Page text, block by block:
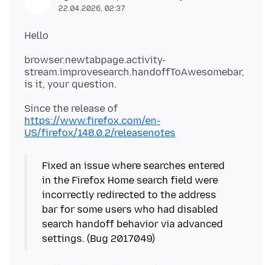
22.04.2026, 02:37
browser.newtabpage.activity-
stream.improvesearch.handoffToAwesomebar,
Since the release of
https://www.firefox.com/en-
US/firefox/148.0.2/releasenotes
Fixed an issue where searches entered
in the Firefox Home search field were
incorrectly redirected to the address
bar for some users who had disabled
search handoff behavior via advanced